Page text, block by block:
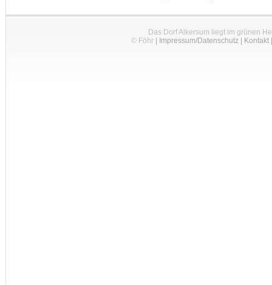
Das Dorf Alkersum liegt im grünen
© Föhr| Impressum/Datenschutz| Kontakt